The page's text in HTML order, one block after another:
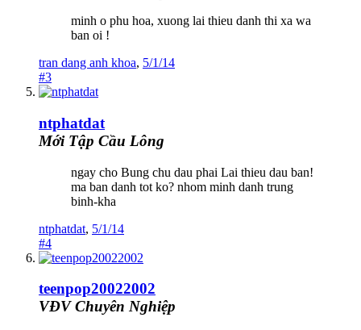
minh o phu hoa, xuong lai thieu danh thi xa wa
ban oi !
tran dang anh khoa, 5/1/14
#3
ntphatdat
Mới Tập Cầu Lông
ngay cho Bung chu dau phai Lai thieu dau ban!
ma ban danh tot ko? nhom minh danh trung
binh-kha
ntphatdat, 5/1/14
#4
teenpop20022002
VĐV Chuyên Nghiệp